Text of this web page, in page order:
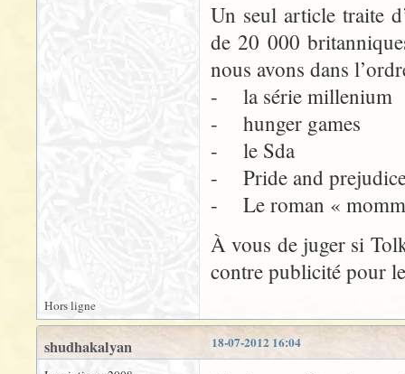
Un seul article traite
de 20 000
nous avons dans
- la série millenium
- hunger games
- le Sda
- Pride and
- Le roman «
À vous de juger si
contre publicité pour
Hors ligne
18-07-2012 16:04
shudhakalyan